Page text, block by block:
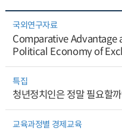
국외연구자료
Comparative
Political Economy of
특집
청년정치인은 정말 필요할
교육과정별 경제교육